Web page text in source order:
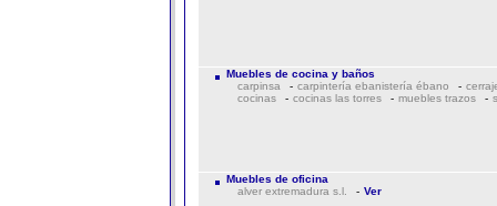
Muebles de cocina y baños
carpinsa
- carpintería ebanistería ébano -
cocinas
- cocinas las torres - muebles trazos -
Muebles de oficina
alver extremadura s.l.
- Ver